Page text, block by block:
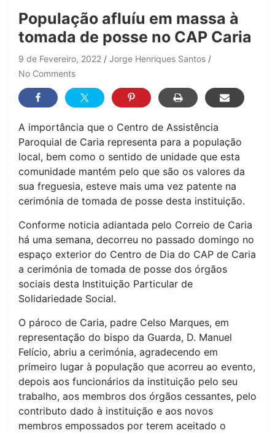
População afluíu em massa à
tomada de posse no CAP Caria
9 de Fevereiro, 2022
Jorge Henriques Santos
No Comments
A importância que o Centro de Assistência
Paroquial de Caria representa para a população
local, bem como o sentido de unidade que esta
comunidade mantém pelo que são os valores da
sua freguesia, esteve mais uma vez patente na
cerimónia de tomada de posse desta instituição.
Conforme noticia adiantada pelo Correio de Caria
há uma semana, decorreu no passado domingo no
espaço exterior do Centro de Dia do CAP de Caria
a cerimónia de tomada de posse dos órgãos
sociais desta Instituição Particular de
Solidariedade Social.
O pároco de Caria, padre Celso Marques, em
representação do bispo da Guarda, D. Manuel
Felício, abriu a cerimónia, agradecendo em
primeiro lugar à população que acorreu ao evento,
depois aos funcionários da instituição pelo seu
trabalho, aos membros dos órgãos cessantes, pelo
contributo dado à instituição e aos novos
membros empossados por terem aceitado o